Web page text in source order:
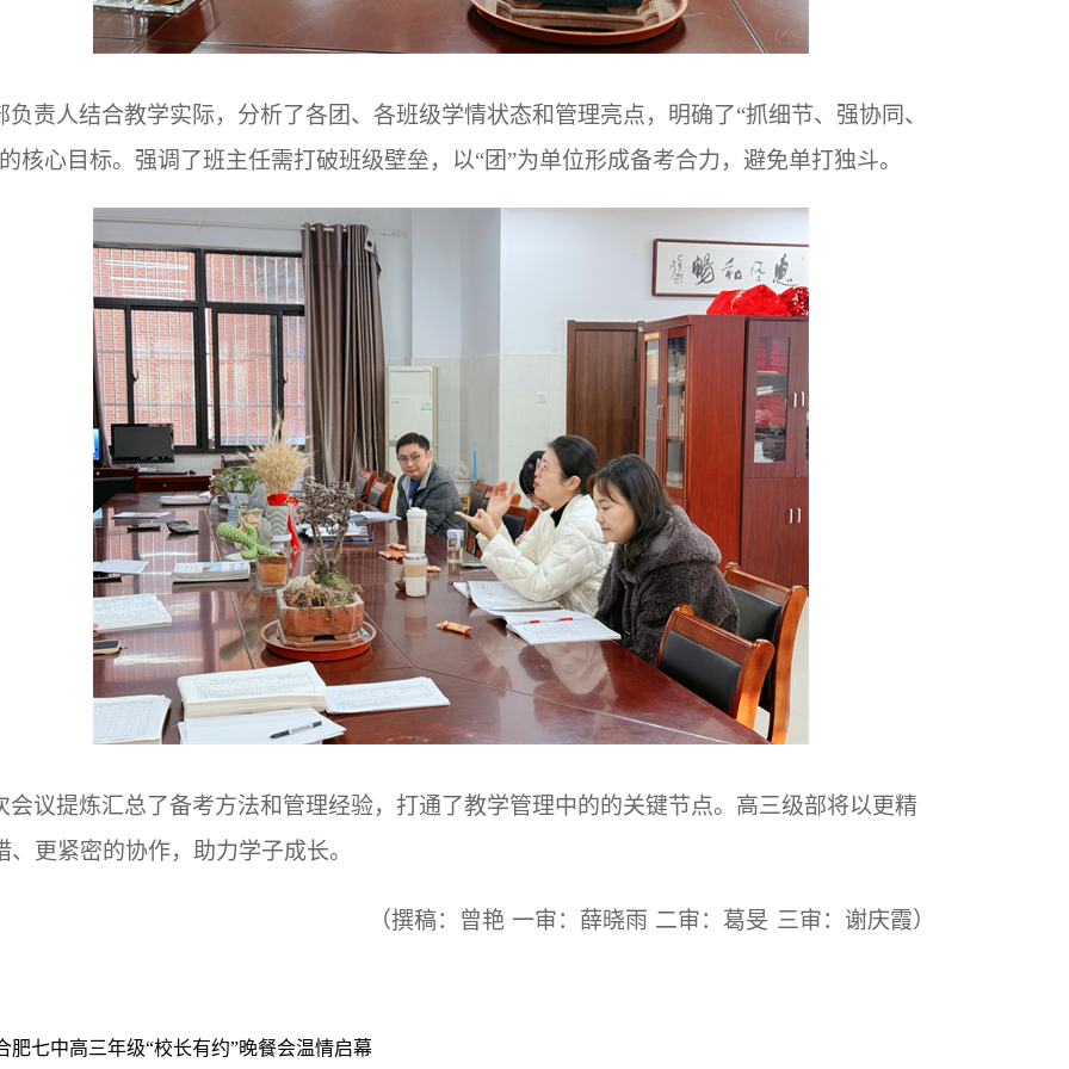
负责人结合教学实际，分析了各团、各班级学情状态和管理亮点，明确了“抓细节、强协同、
核心目标。强调了班主任需打破班级壁垒，以“团”为单位形成备考合力，避免单打独斗。
会议提炼汇总了备考方法和管理经验，打通了教学管理中的的关键节点。高三级部将以更精
、更紧密的协作，助力学子成长。
（撰稿：曾艳 一审：薛晓雨 二审：葛旻 三审：谢庆霞）
肥七中高三年级“校长有约”晚餐会温情启幕